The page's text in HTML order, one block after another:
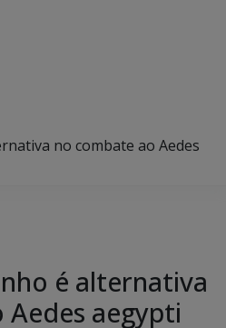
no combate ao Aedes
é alternativa
aegypti